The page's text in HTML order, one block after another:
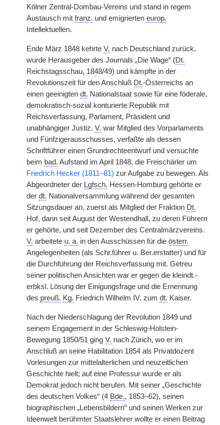
Kölner Zentral-Dombau-Vereins und stand in regem
Austausch mit franz. und emigrierten europ.
Intellektuellen.
Ende März 1848 kehrte V. nach Deutschland zurück,
wurde Herausgeber des Journals „Die Wage“ (Dt.
Reichstagsschau, 1848/49) und kämpfte in der
Revolutionszeit für den Anschluß Dt.-Österreichs an
einen geeinigten dt. Nationalstaat sowie für eine föderale,
demokratisch-sozial konturierte Republik mit
Reichsverfassung, Parlament, Präsident und
unabhängiger Justiz. V. war Mitglied des Vorparlaments
und Fünfzigerausschusses, verfaßte als dessen
Schriftführer einen Grundrechteentwurf und versuchte
beim bad. Aufstand im April 1848, die Freischärler um
Friedrich Hecker (1811–81) zur Aufgabe zu bewegen. Als
Abgeordneter der Lgfsch. Hessen-Homburg gehörte er
der dt. Nationalversammlung während der gesamten
Sitzungsdauer an, zuerst als Mitglied der Fraktion Dt.
Hof, dann seit August der Westendhall, zu deren Führern
er gehörte, und seit Dezember des Centralmärzvereins.
V. arbeitete u. a. in den Ausschüssen für die österr.
Angelegenheiten (als Schr.führer u. Ber.erstatter) und für
die Durchführung der Reichsverfassung mit. Getreu
seiner politischen Ansichten war er gegen die kleindt.-
erbksl. Lösung der Einigungsfrage und die Ernennung
des preuß. Kg. Friedrich Wilhelm IV. zum dt. Kaiser.
Nach der Niederschlagung der Revolution 1849 und
seinem Engagement in der Schleswig-Holstein-
Bewegung 1850/51 ging V. nach Zürich, wo er im
Anschluß an seine Habilitation 1854 als Privatdozent
Vorlesungen zur mittelalterlichen und neuzeitlichen
Geschichte hielt; auf eine Professur wurde er als
Demokrat jedoch nicht berufen. Mit seiner „Geschichte
des deutschen Volkes“ (4 Bde., 1853–62), seinen
biographischen „Lebensbildern“ und seinen Werken zur
Ideenwelt berühmter Staatslehrer wollte er einen Beitrag